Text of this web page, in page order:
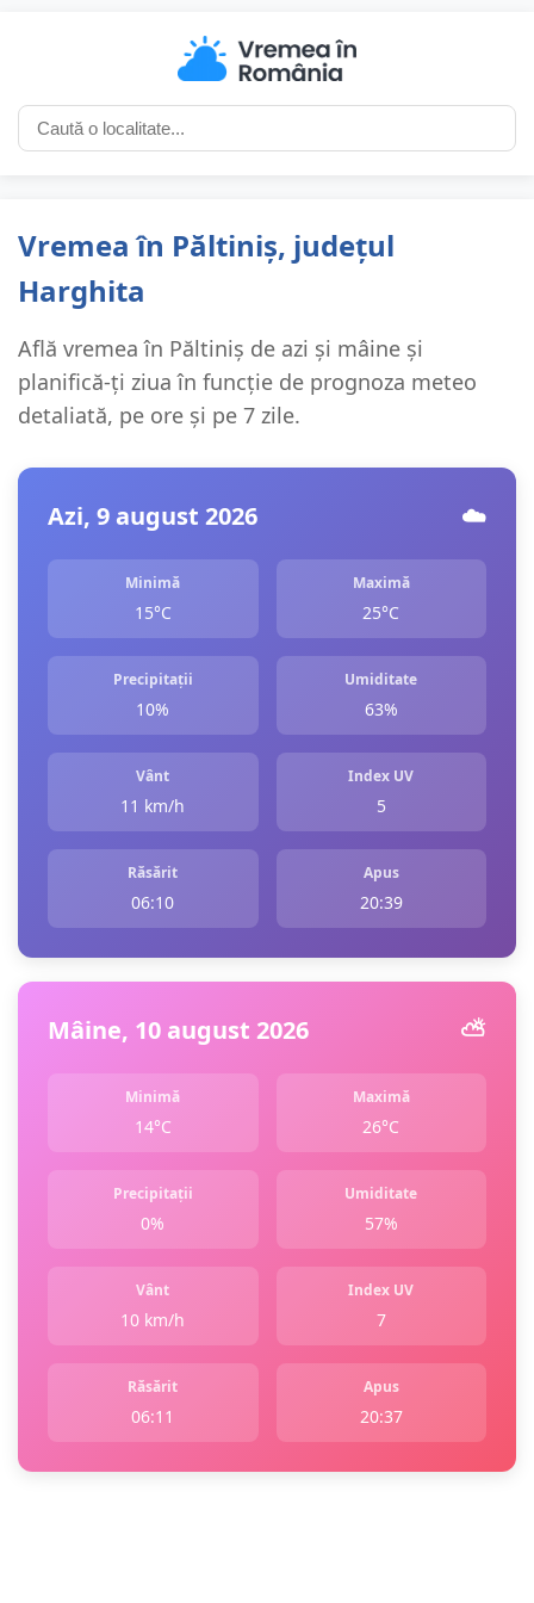
Vremea în Păltiniș, județul
Harghita
Află vremea în Păltiniș de azi și mâine și
planifică-ți ziua în funcție de prognoza meteo
detaliată, pe ore și pe 7 zile.
Azi, 9 august 2026 ☁️
Minimă
15°C
Maximă
25°C
Precipitații
10%
Umiditate
63%
Vânt
11 km/h
Index UV
5
Răsărit
06:10
Apus
20:39
Mâine, 10 august 2026 ⛅️
Minimă
14°C
Maximă
26°C
Precipitații
0%
Umiditate
57%
Vânt
10 km/h
Index UV
7
Răsărit
06:11
Apus
20:37